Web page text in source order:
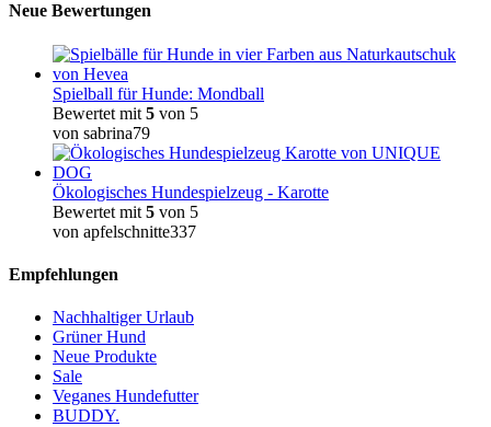
Neue Bewertungen
Spielball für Hunde: Mondball
Bewertet mit 5 von 5
von sabrina79
Ökologisches Hundespielzeug - Karotte
Bewertet mit 5 von 5
von apfelschnitte337
Empfehlungen
Nachhaltiger Urlaub
Grüner Hund
Neue Produkte
Sale
Veganes Hundefutter
BUDDY.